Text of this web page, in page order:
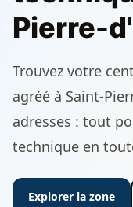
Pierre-
Trouvez votre
agréé à Saint-
adresses : tout
technique en
Explorer la zone